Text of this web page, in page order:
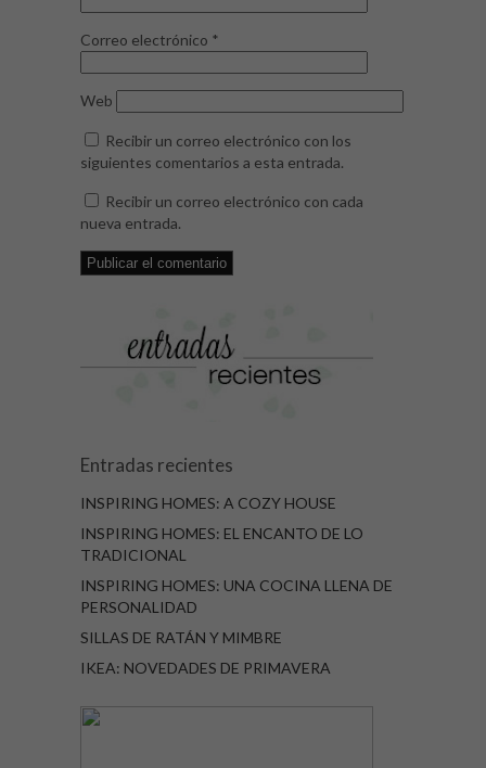
Correo electrónico *
Web
Recibir un correo electrónico con los
siguientes comentarios a esta entrada.
Recibir un correo electrónico con cada
nueva entrada.
Entradas recientes
INSPIRING HOMES: A COZY HOUSE
INSPIRING HOMES: EL ENCANTO DE LO
TRADICIONAL
INSPIRING HOMES: UNA COCINA LLENA DE
PERSONALIDAD
SILLAS DE RATÁN Y MIMBRE
IKEA: NOVEDADES DE PRIMAVERA